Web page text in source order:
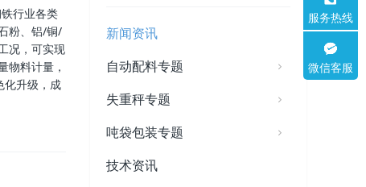
行业各类
粉、铝/铜/
况，可实现
物料计量，
化升级，成
新闻资讯
自动配料专题
失重秤专题
吨袋包装专题
技术资讯
服务热线
微信客服